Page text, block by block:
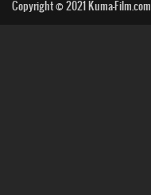
Copyright © 2021Kuma-Film.com